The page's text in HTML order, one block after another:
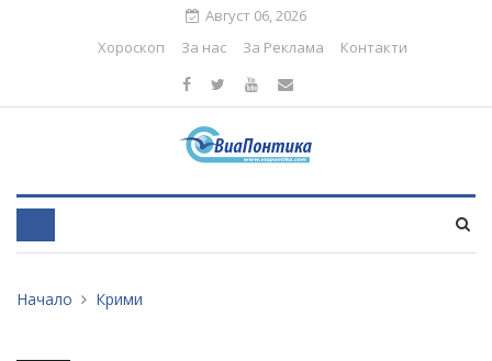
Август 06, 2026
Хороскоп
За нас За Реклама Контакти
Начало Крими